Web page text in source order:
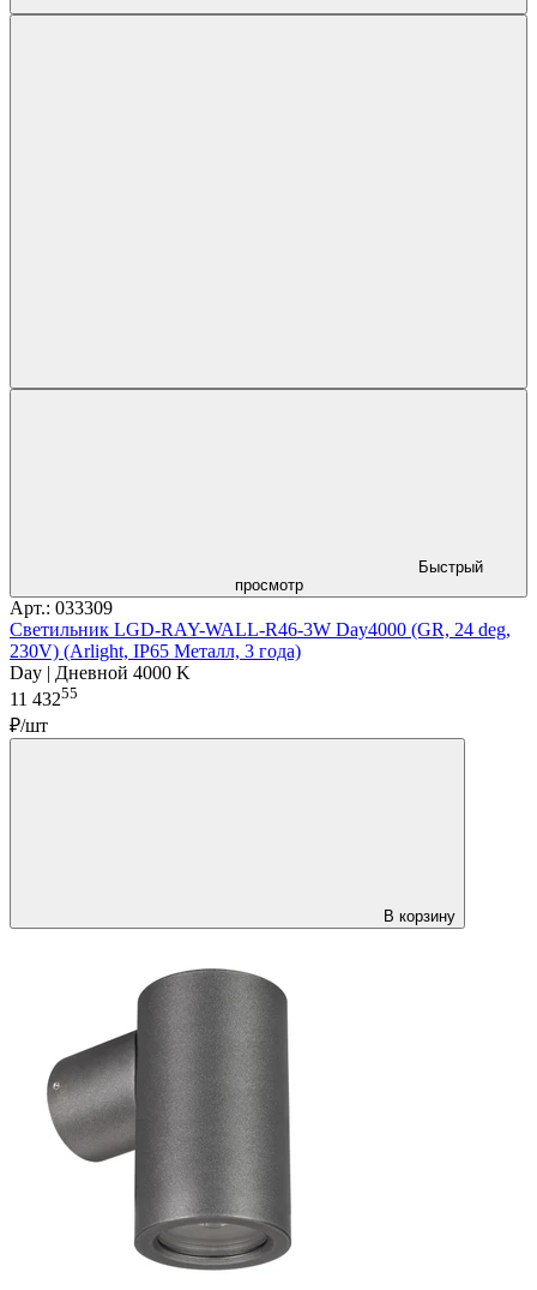
Быстрый
просмотр
Арт.: 033309
Светильник LGD-RAY-WALL-R46-3W Day4000 (GR, 24 deg,
230V) (Arlight, IP65 Металл, 3 года)
Day | Дневной 4000 K
11 43255
₽/шт
В корзину